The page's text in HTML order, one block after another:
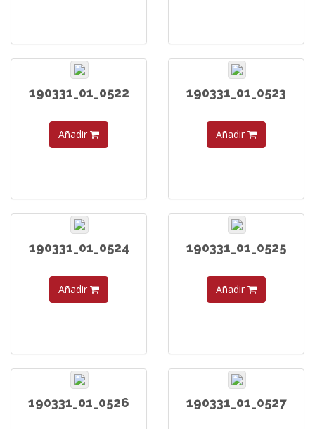
190331_01_0522
Añadir
190331_01_0523
Añadir
190331_01_0524
Añadir
190331_01_0525
Añadir
190331_01_0526 190331_01_0527